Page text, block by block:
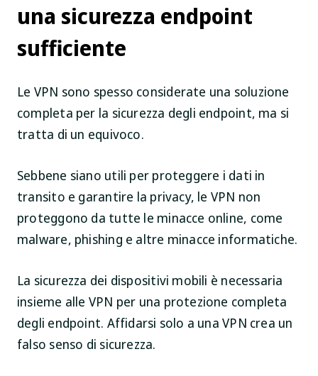
una sicurezza endpoint
sufficiente
Le VPN sono spesso considerate una soluzione
completa per la sicurezza degli endpoint, ma si
tratta di un equivoco.
Sebbene siano utili per proteggere i dati in
transito e garantire la privacy, le VPN non
proteggono da tutte le minacce online, come
malware, phishing e altre minacce informatiche.
La sicurezza dei dispositivi mobili è necessaria
insieme alle VPN per una protezione completa
degli endpoint. Affidarsi solo a una VPN crea un
falso senso di sicurezza.